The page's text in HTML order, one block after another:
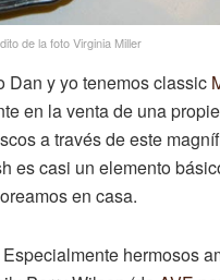
de la foto Virginia Miller
Dan y yo tenemos classic
en la venta de una
a través de este
es casi un elemento
en casa.
Especialmente hermosos